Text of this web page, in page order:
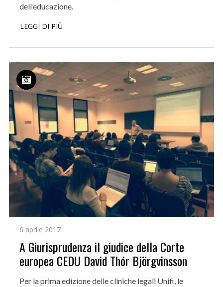
dell’educazione.
LEGGI DI PIÙ
6 aprile 2017
A Giurisprudenza il giudice della Corte
europea CEDU David Thór Björgvinsson
Per la prima edizione delle cliniche legali Unifi, le